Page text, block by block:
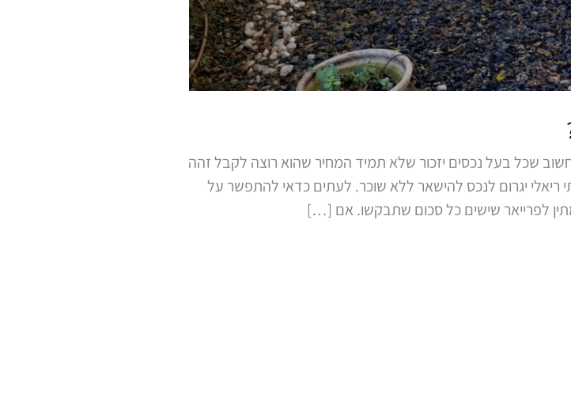
שכל בעל נכסים יזכור שלא תמיד המחיר שהוא רוצה לקבל זהה
יגרום לנכס להישאר ללא שוכר. לעתים כדאי להתפשר על
לפרייאר שישים כל סכום שתבקשו. אם […]